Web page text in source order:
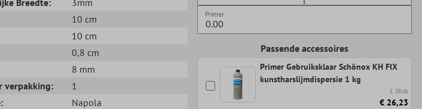
10 cm
10 cm
0,8 cm
8 mm
verpakking:
1
Napola
Primer
Passende accessoires
Primer Gebruiksklaar Schönox KH FIX
kunstharslijmdispersie 1 kg
1 Stuk
€ 26,23